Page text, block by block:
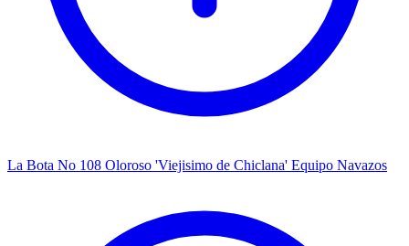
La Bota No 108 Oloroso 'Viejisimo de Chiclana' Equipo Navazos